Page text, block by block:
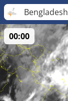
Bengladesh
00:00